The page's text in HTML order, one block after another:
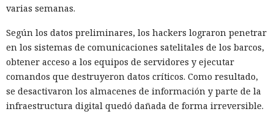
varias semanas.
Según los datos preliminares, los hackers lograron penetrar
en los sistemas de comunicaciones satelitales de los barcos,
obtener acceso a los equipos de servidores y ejecutar
comandos que destruyeron datos críticos. Como resultado,
se desactivaron los almacenes de información y parte de la
infraestructura digital quedó dañada de forma irreversible.